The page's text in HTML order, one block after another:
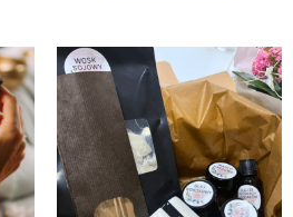
Zakres
cen:
od
80,00 zł
do
140,00 zł
Ten
produkt
ma
wiele
wariantów.
Opcje
można
cen:
od
do
Ten
ma
wiele
Opcje
można